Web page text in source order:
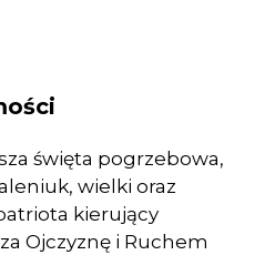
święta pogrzebowa,
wielki oraz
kierujący
Ojczyznę i Ruchem